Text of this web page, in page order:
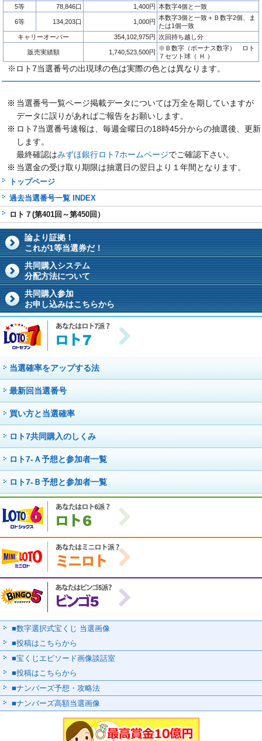
5等
78,846口 1,400円 本数字4個と一致
6等 134,203口 1,000円
本数字3個と一致＋Ｂ数字2個、ま
たは1個一致
キャリーオーバー
354,102,975円 次回持ち越し分
販売実績額 1,740,523,500円
※Ｂ数字（ボーナス数字） ロト
７セツト球（ Ｈ ）
※ロト7当選番号の出現球の色は実際の色とは異なります。
当選番号一覧ページ掲載データについては万全を期していますが
データに誤りがあればご報告をお願いします。
ロト7当選番号速報は、毎週金曜日の18時45分からの抽選後、更新
します。
最終確認はみずほ銀行ロト7ホームページでご確認下さい。
当選金の受け取り期限は抽選日の翌日より１年間となります。
トップページ
過去当選番号一覧 INDEX
ロト７(第401回～第450回）
論より証拠！
これが1等当選券だ！
共同購入システム
分配方法について
共同購入参加
お申し込みはこちらから
当選確率をアップする法
最新回当選番号
買い方と当選確率
ロト7共同購入のしくみ
ロト7-Ａ予想と参加者一覧
ロト7-Ｂ予想と参加者一覧
■数字選択式宝くじ 当選画像
■投稿はこちらから
■宝くじエピソード画像談話室
■投稿はこちらから
■ナンバーズ予想・攻略法
■ナンバーズ高額当選画像